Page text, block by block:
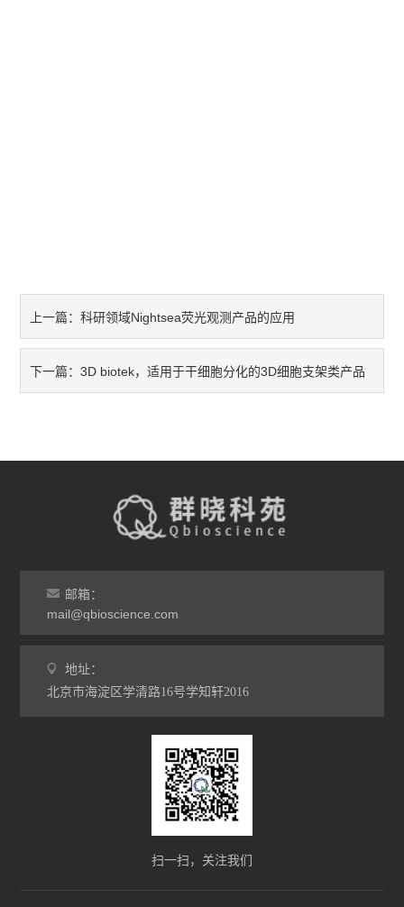
上一篇：科研领域Nightsea荧光观测产品的应用
下一篇：3D biotek，适用于干细胞分化的3D细胞支架类产品
邮箱：
mail@qbioscience.com
地址：
北京市海淀区学清路16号学知轩2016
扫一扫，关注我们